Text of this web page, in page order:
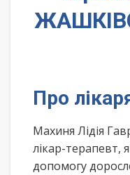
Про
Махиня Лідія
лікар-терапевт,
допомогу